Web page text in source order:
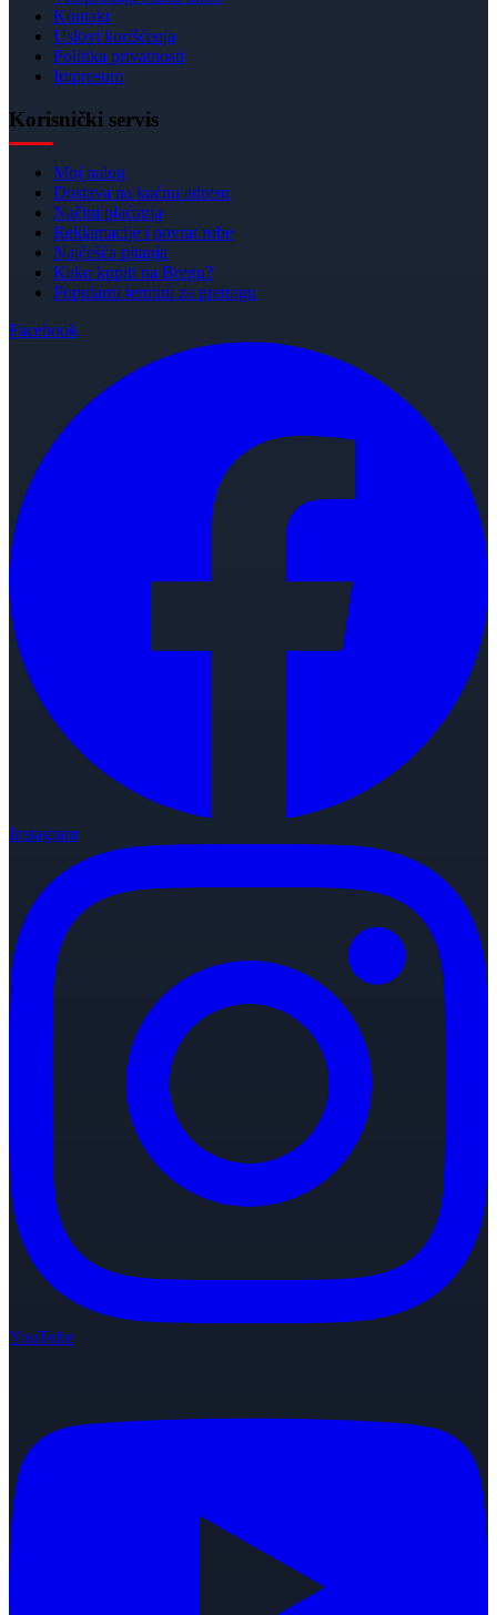
Kontakt
Uslovi korišćenja
Politika privatnosti
Impresum
Korisnički servis
Moj nalog
Dostava na kućnu adresu
Načini plaćanja
Reklamacije i povrat robe
Najčešća pitanja
Kako kupiti na Bregu?
Popularni termini za pretragu
Facebook
Instagram
YouTube